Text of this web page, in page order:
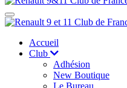
Accueil
Club
Adhésion
New Boutique